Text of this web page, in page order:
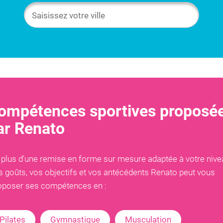
sportives
Renato
plus d'une remise en forme sur mesure adaptée à votre
goûts, vos objectifs et vos antécédents Renato peut vous
ses compétences en :
Pilates Gymnastique Musculation